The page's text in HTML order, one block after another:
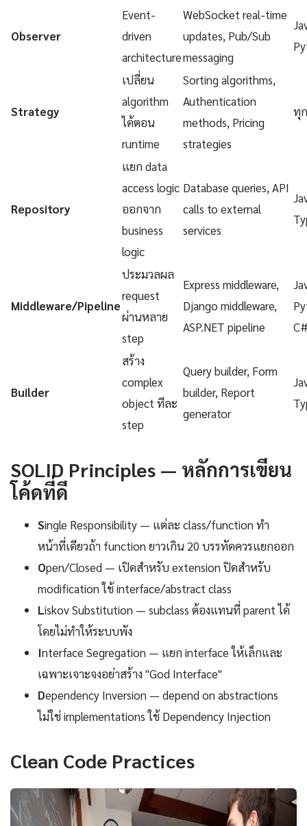
Observer
Event-
driven
architecture
WebSocket real-time
updates, Pub/Sub
messaging
Strategy
เปลี่ยน
algorithm
ได้ตอน
runtime
Sorting algorithms,
Authentication
methods, Pricing
strategies
ทุ
Repository
แยก data
access logic
ออกจาก
business
logic
Database queries, API
calls to external
services
Middleware/Pipeline
ประมวลผล
request
ผ่านหลาย
step
Express middleware,
Django middleware,
ASP.NET pipeline
Builder
สร้าง
complex
object ทีละ
step
Query builder, Form
builder, Report
generator
SOLID Principles — หลักการเขียน
โค้ดที่ดี
Single Responsibility — แต่ละ class/function ทำ
หน้าที่เดียวถ้า function ยาวเกิน 20 บรรทัดควรแยกออก
Open/Closed — เปิดสำหรับ extension ปิดสำหรับ
modification ใช้ interface/abstract class
Liskov Substitution — subclass ต้องแทนที่ parent ได้
โดยไม่ทำให้ระบบพัง
Interface Segregation — แยก interface ให้เล็กและ
เฉพาะเจาะจงอย่าสร้าง "God Interface"
Dependency Inversion — depend on abstractions
ไม่ใช่ implementations ใช้ Dependency Injection
Clean Code Practices